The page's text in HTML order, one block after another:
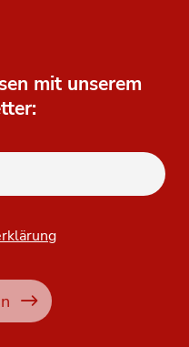
mit unserem